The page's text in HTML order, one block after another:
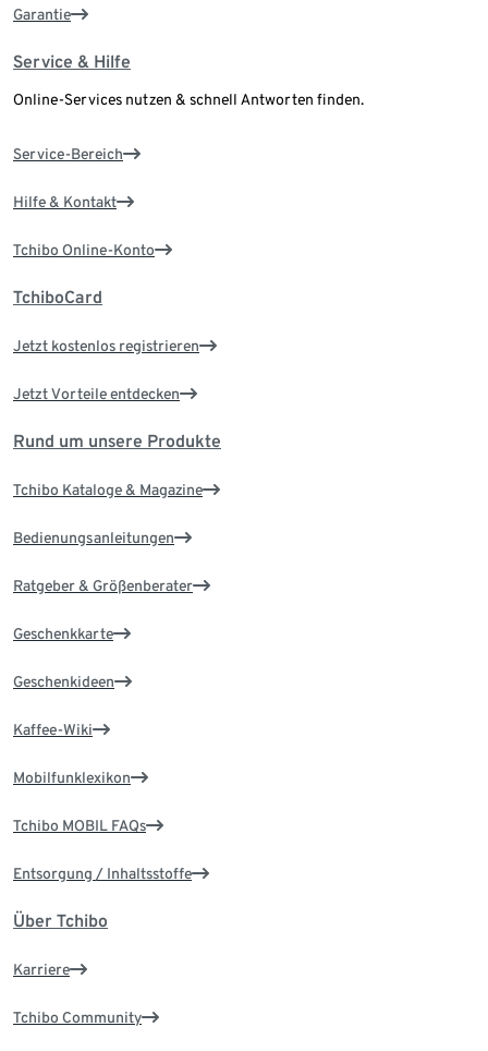
Garantie
Service & Hilfe
Online-Services nutzen & schnell Antworten finden.
Service-Bereich
Hilfe & Kontakt
Tchibo Online-Konto
TchiboCard
Jetzt kostenlos registrieren
Jetzt Vorteile entdecken
Rund um unsere Produkte
Tchibo Kataloge & Magazine
Bedienungsanleitungen
Ratgeber & Größenberater
Geschenkkarte
Geschenkideen
Kaffee-Wiki
Mobilfunklexikon
Tchibo MOBIL FAQs
Entsorgung / Inhaltsstoffe
Über Tchibo
Karriere
Tchibo Community